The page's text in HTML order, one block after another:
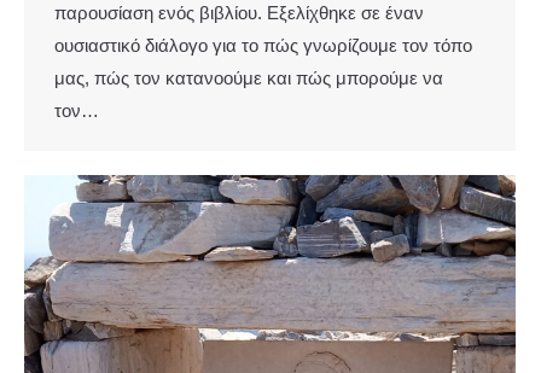
παρουσίαση ενός βιβλίου. Εξελίχθηκε σε έναν
ουσιαστικό διάλογο για το πώς γνωρίζουμε τον τόπο
μας, πώς τον κατανοούμε και πώς μπορούμε να
τον…